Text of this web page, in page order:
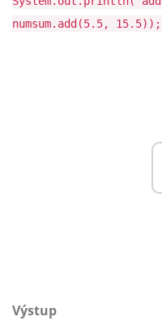
numsum.add(5.5,
Výstup